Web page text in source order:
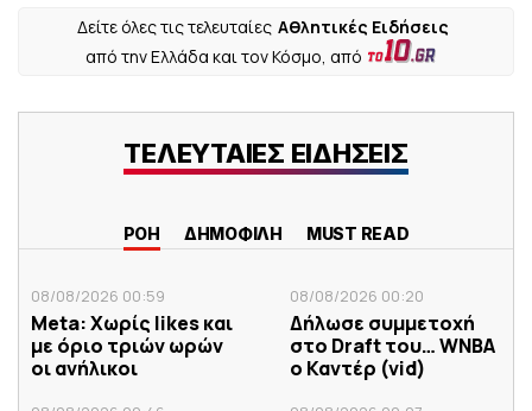
Δείτε όλες τις τελευταίες Αθλητικές Ειδήσεις
από την Ελλάδα και τον Κόσμο, από
ΤΕΛΕΥΤΑΙΕΣ ΕΙΔΗΣΕΙΣ
ΡΟΗ ΔΗΜΟΦΙΛΗ MUST READ
08/08/2026 00:59
Meta: Χωρίς likes και
με όριο τριών ωρών
οι ανήλικοι
08/08/2026 00:20
Δήλωσε συμμετοχή
στο Draft του… WNBA
ο Καντέρ (vid)